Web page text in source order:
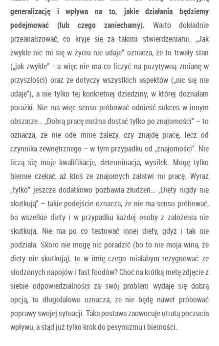
generalizację i wpływa na to, jakie działania będziemy
podejmować (lub czego zaniechamy). Warto dokładnie
przeanalizować, co kryje się za takimi stwierdzeniami. „Jak
zwykle nic mi się w życiu nie udaje” oznacza, że to trwały stan
(„jak zwykle” - a więc nie ma co liczyć na pozytywną zmianę w
przyszłości) oraz że dotyczy wszystkich aspektów („nic się nie
udaje”), a nie tylko tej konkretnej dziedziny, w której doznałam
porażki. Nie ma więc sensu próbować odnieść sukces w innym
obszarze… „Dobrą pracę można dostać tylko po znajomości” – to
oznacza, że nie ode mnie zależy, czy znajdę pracę, lecz od
czynnika zewnętrznego – w tym przypadku od „znajomości”. Nie
liczą się moje kwalifikacje, determinacja, wysiłek. Mogę tylko
biernie czekać, aż ktoś ze znajomych załatwi mi pracę. Wyraz
„tylko” jeszcze dodatkowo pozbawia złudzeń… „Diety nigdy nie
skutkują” – takie podejście oznacza, że nie ma sensu próbować,
bo wszelkie diety i w przypadku każdej osoby z założenia nie
skutkują. Nie ma po co testować innej diety, gdyż i tak nie
podziała. Skoro nie mogę nic poradzić (bo to nie moja wina, że
diety nie skutkują), to w imię czego miałabym rezygnować ze
słodzonych napojów i fast foodów? Choć na krótką metę zdjęcie z
siebie odpowiedzialności za swój problem wydaje się dobrą
opcją, to długofalowo oznacza, że nie będę nawet próbować
poprawy swojej sytuacji. Taka postawa zaowocuje utratą poczucia
wpływu, a stąd już tylko krok do pesymizmu i bierności.